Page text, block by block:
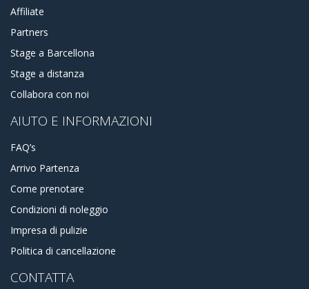
Affiliate
Partners
Stage a Barcellona
Stage a distanza
Collabora con noi
AIUTO E INFORMAZIONI
FAQ’s
Arrivo Partenza
Come prenotare
Condizioni di noleggio
Impresa di pulizie
Politica di cancellazione
CONTATTA